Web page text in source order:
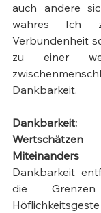
auch andere
wahres Ich
Verbundenheit
zu einer
Dankbarkeit.
Dankbarkeit:
Miteinanders
Dankbarkeit
die